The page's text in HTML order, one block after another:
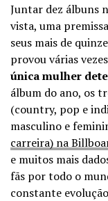
Juntar dez álbuns
vista, uma
seus mais de
provou várias
única mulher
álbum do ano, os
(country, pop e
masculino e
carreira) na
e muitos mais
fãs por todo o
constante